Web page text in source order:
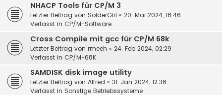
NHACP Tools für CP/M 3
Letzter Beitrag von SolderGirl « 20. Mai 2024, 18:46
Verfasst in CP/M-Software
Cross Compile mit gcc für CP/M 68k
Letzter Beitrag von rmeeh « 24. Feb 2024, 02:29
Verfasst in CP/M-68K
SAMDISK disk image utility
Letzter Beitrag von Alfred « 31. Jan 2024, 12:38
Verfasst in Sonstige Betriebssysteme